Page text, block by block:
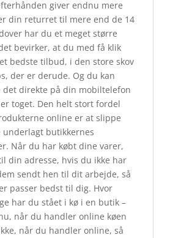
giver endnu mere
din returret til mere end de 14
har du et meget større
bevirker, at du med få klik
bedste tilbud, i den store skov
der er derude. Og du kan
det direkte på din mobiltelefon
toget. Den helt stort fordel
online er at slippe
butikkernes
Når du har købt dine varer,
din adresse, hvis du ikke har
sendt hen til dit arbejde, så
passer bedst til dig. Hvor
har du stået i kø i en butik –
når du handler online køen
når du handler online, så